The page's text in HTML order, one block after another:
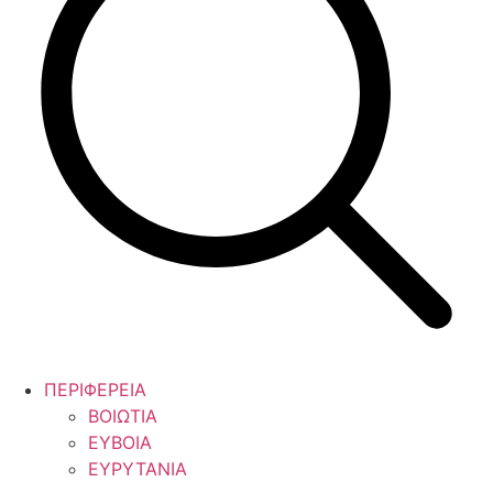
ΠΕΡΙΦΕΡΕΙΑ
ΒΟΙΩΤΙΑ
ΕΥΒΟΙΑ
ΕΥΡΥΤΑΝΙΑ